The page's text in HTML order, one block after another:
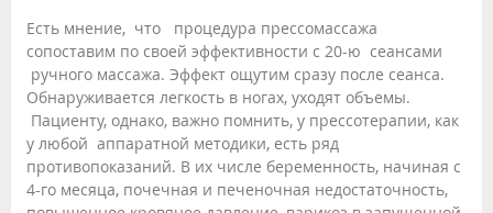
Есть мнение, что процедура прессомассажа
сопоставим по своей эффективности с 20-ю сеансами
ручного массажа. Эффект ощутим сразу после сеанса.
Обнаруживается легкость в ногах, уходят объемы.
Пациенту, однако, важно помнить, у прессотерапии, как
у любой аппаратной методики, есть ряд
противопоказаний. В их числе беременность, начиная с
4-го месяца, почечная и печеночная недостаточность,